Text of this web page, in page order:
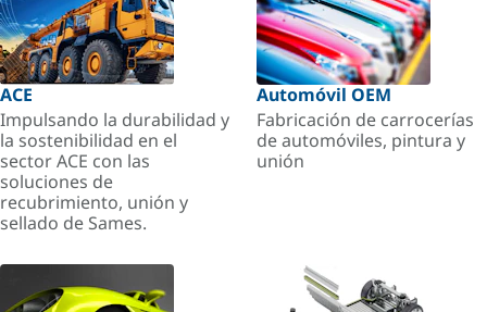
ACE
Impulsando la durabilidad y
la sostenibilidad en el
sector ACE con las
soluciones de
recubrimiento, unión y
sellado de Sames.
Automóvil OEM
Fabricación de carrocerías
de automóviles, pintura y
unión